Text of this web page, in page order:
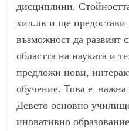
дисциплини.
хил.лв и ще предостави
възможност да развият
областта на науката и
предложи нови,
обучение. Това е важна
Девето основно
иновативно